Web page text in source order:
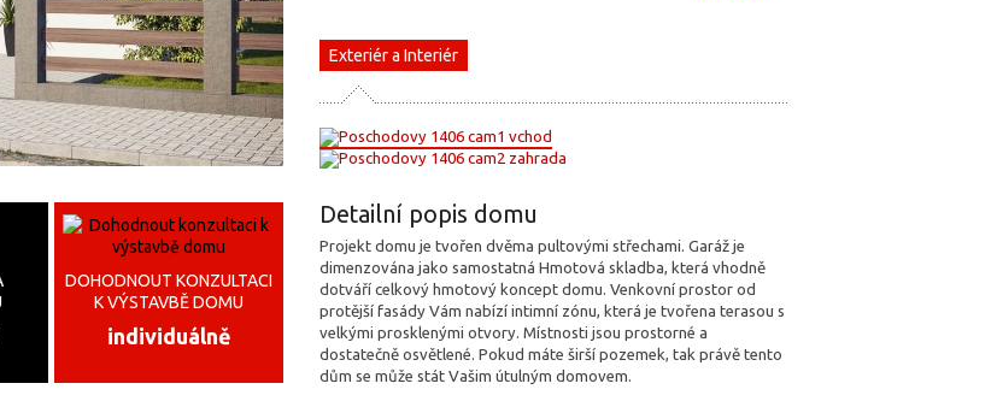
DOHODNOUT KONZULTACI
K VÝSTAVBĚ DOMU
individuálně
Exteriér a Interiér
Detailní popis domu
Projekt domu je tvořen dvěma pultovými střechami. Garáž je
dimenzována jako samostatná Hmotová skladba, která vhodně
dotváří celkový hmotový koncept domu. Venkovní prostor od
protější fasády Vám nabízí intimní zónu, která je tvořena terasou s
velkými prosklenými otvory. Místnosti jsou prostorné a
dostatečně osvětlené. Pokud máte širší pozemek, tak právě tento
dům se může stát Vašim útulným domovem.